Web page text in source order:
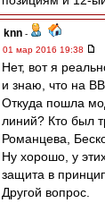
knn -
01 мар 2016 19:38
Нет, вот я
и знаю, что на
Откуда пошла
линий? Кто был
Романцева,
Ну хорошо, у
защита в
Другой вопрос.